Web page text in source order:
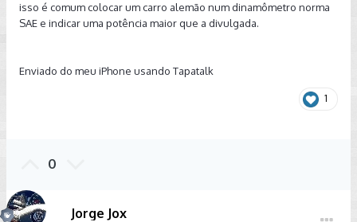
isso é comum colocar um carro alemão num dinamômetro norma
SAE e indicar uma potência maior que a divulgada.
Enviado do meu iPhone usando Tapatalk
1
0
Jorge Jox